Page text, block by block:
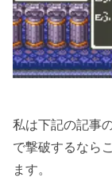
私は下記の記事
で撃破するなら
ます。